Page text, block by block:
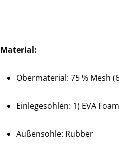
Material:
Obermaterial: 75 % Mesh
Einlegesohlen: 1) EVA
Außensohle: Rubber